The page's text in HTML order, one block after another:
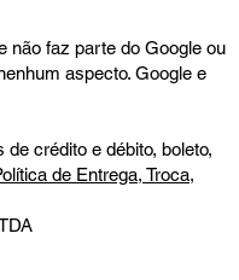
físicos 1-3 semanas
custos adicionais
faz parte do Google ou
aspecto. Google e
crédito e débito, boleto,